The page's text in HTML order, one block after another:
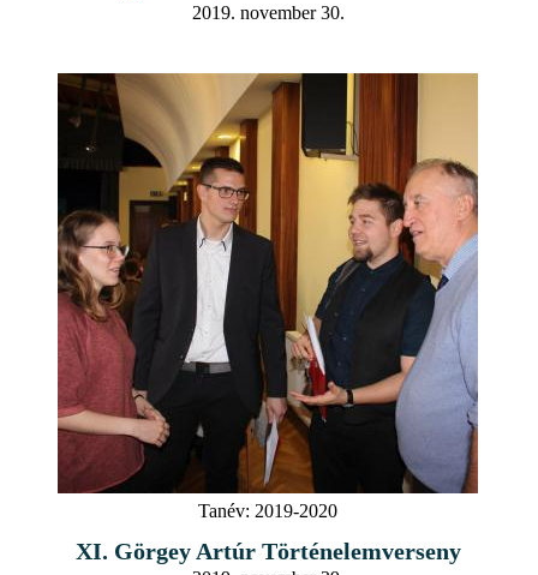
2019. november 30.
Tanév: 2019-2020
XI. Görgey Artúr Történelemverseny